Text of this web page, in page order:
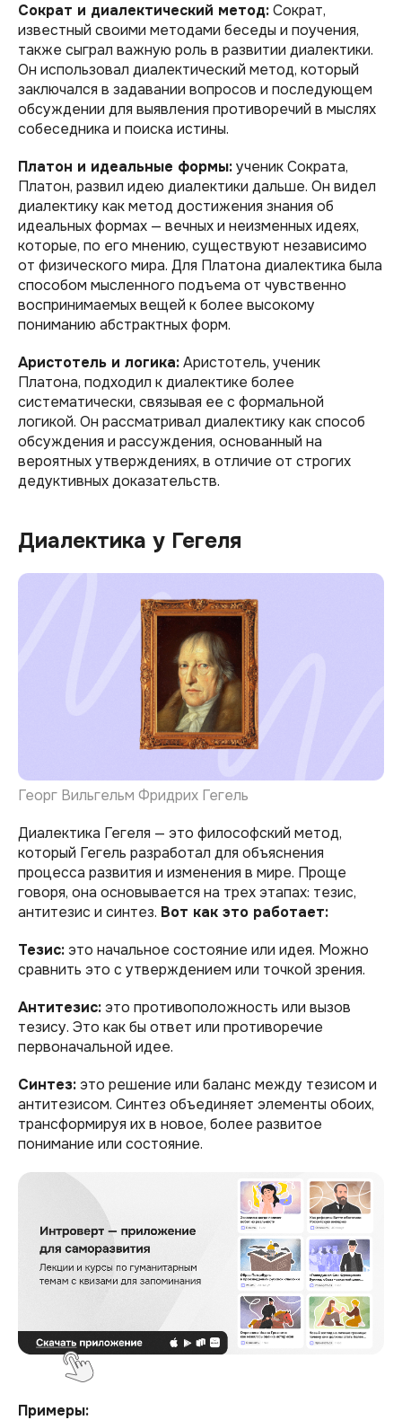
Сократ и диалектический метод:Сократ,
известный своими методами беседы и поучения,
также сыграл важную роль в развитии диалектики.
Он использовал диалектический метод, который
заключался в задавании вопросов и последующем
обсуждении для выявления противоречий в мыслях
собеседника и поиска истины.
Платон и идеальные формы:ученик Сократа,
Платон, развил идею диалектики дальше. Он видел
диалектику как метод достижения знания об
идеальных формах — вечных и неизменных идеях,
которые, по его мнению, существуют независимо
от физического мира. Для Платона диалектика была
способом мысленного подъема от чувственно
воспринимаемых вещей к более высокому
пониманию абстрактных форм.
Аристотель и логика:Аристотель, ученик
Платона, подходил к диалектике более
систематически, связывая ее с формальной
логикой. Он рассматривал диалектику как способ
обсуждения и рассуждения, основанный на
вероятных утверждениях, в отличие от строгих
дедуктивных доказательств.
Диалектика у Гегеля
Георг Вильгельм Фридрих Гегель
Диалектика Гегеля — это философский метод,
который Гегель разработал для объяснения
процесса развития и изменения в мире. Проще
говоря, она основывается на трех этапах: тезис,
антитезис и синтез. Вот как это работает:
Тезис:это начальное состояние или идея. Можно
сравнить это с утверждением или точкой зрения.
Антитезис:это противоположность или вызов
тезису. Это как бы ответ или противоречие
первоначальной идее.
Синтез:это решение или баланс между тезисом и
антитезисом. Синтез объединяет элементы обоих,
трансформируя их в новое, более развитое
понимание или состояние.
Примеры: